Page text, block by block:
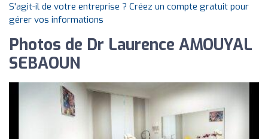
S'agit-il de votre entreprise ? Créez un compte gratuit pour
gérer vos informations
Photos de Dr Laurence AMOUYAL
SEBAOUN